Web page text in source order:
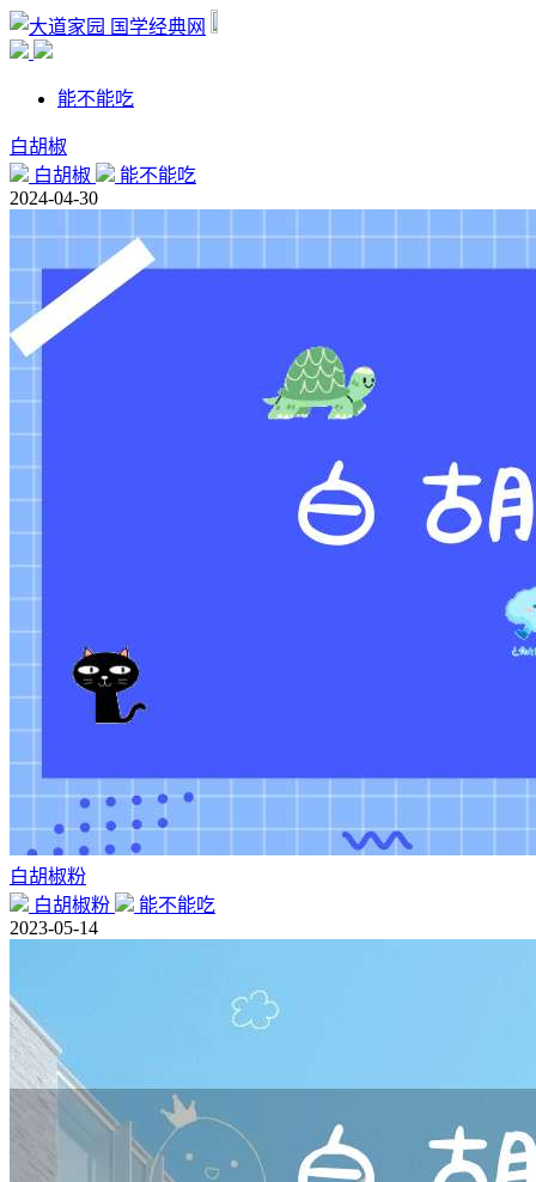
国学经典网
能不能吃
白胡椒
白胡椒
能不能吃
2024-04-30
白胡椒粉
白胡椒粉
能不能吃
2023-05-14